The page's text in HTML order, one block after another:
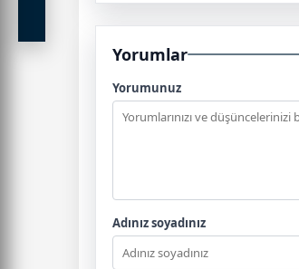
Yorumlar
Yorumunuz
Adınız soyadınız